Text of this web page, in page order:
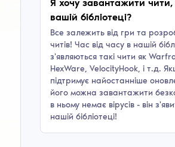
Я хочу завантажити
вашій бібліотеці?
Все залежить від гри та
читів! Час від часу в нашій
з'являються такі чити як
HexWare, VelocityHook, і т.д.
підтримує найостанніше
його можна завантажити
в ньому немає вірусів - він
нашій бібліотеці!